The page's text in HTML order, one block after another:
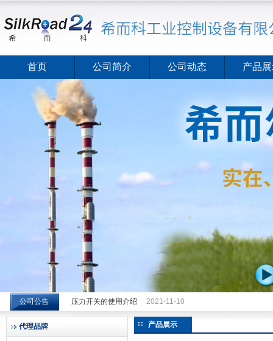
希而科工业控制设备（上海）有限公司
首页 公司简介 公司动态 产品
公司公告 压力开关的使用介绍 2021-11-10
代理品牌 产品展示